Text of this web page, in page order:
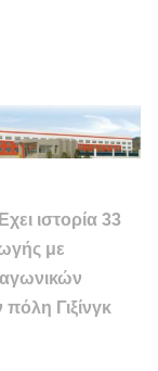
ιστορία 33
με
Γιξίνγκ